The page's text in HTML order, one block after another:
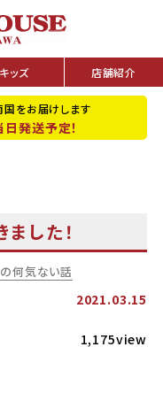
キッズ 店舗紹介
をお届けします
日発送予定！
した！
何気ない話
2021.03.15
1,175view